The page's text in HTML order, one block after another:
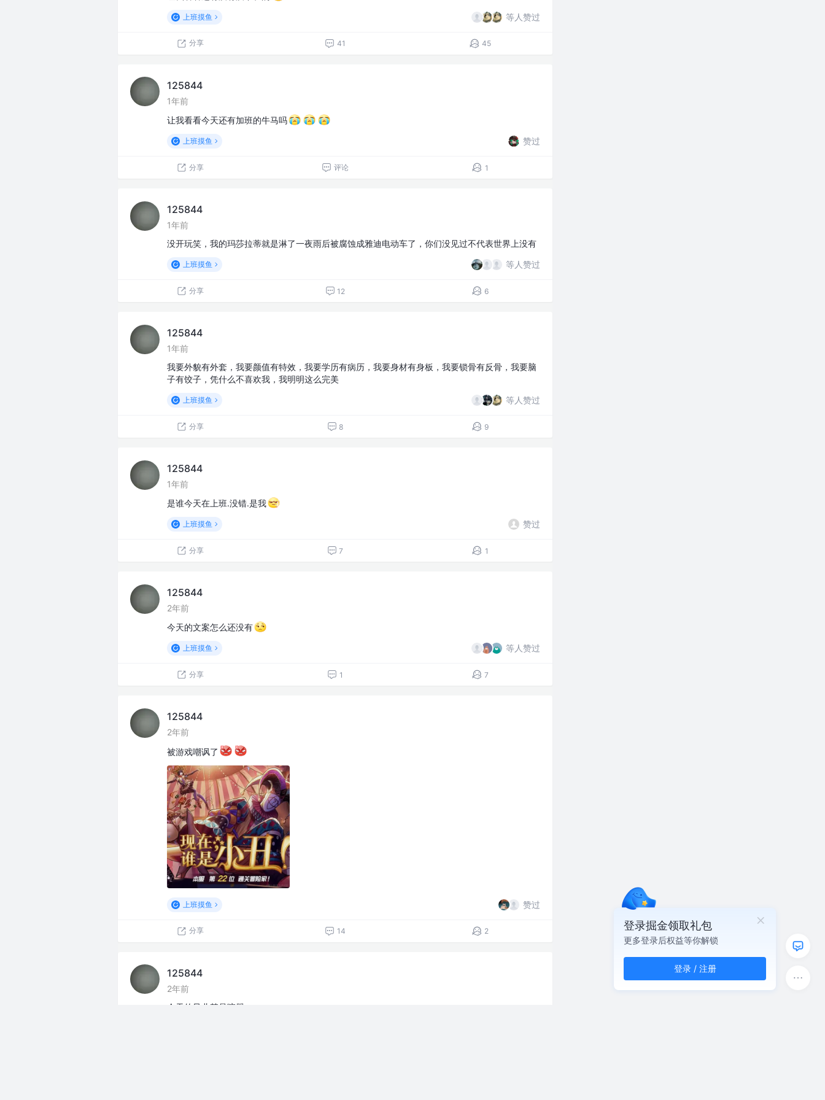
上班摸鱼 等人赞过
分享 41 45
125844
1年前
让我看看今天还有加班的牛马吗
上班摸鱼 赞过
分享 评论 1
125844
1年前
没开玩笑，我的玛莎拉蒂就是淋了一夜雨后被腐蚀成雅迪电动车了，你们没见过不代表世界上没有
上班摸鱼 等人赞过
分享 12 6
125844
1年前
我要外貌有外套，我要颜值有特效，我要学历有病历，我要身材有身板，我要锁骨有反骨，我要脑
子有饺子，凭什么不喜欢我，我明明这么完美
上班摸鱼 等人赞过
分享 8 9
125844
1年前
是谁今天在上班.没错.是我
上班摸鱼 赞过
分享 7 1
125844
2年前
今天的文案怎么还没有
上班摸鱼 等人赞过
分享 1 7
125844
2年前
被游戏嘲讽了
上班摸鱼 赞过
分享 14 2
125844
2年前
今天的风儿甚是喧嚣
登录掘金领取礼包
更多登录后权益等你解锁
登录 / 注册